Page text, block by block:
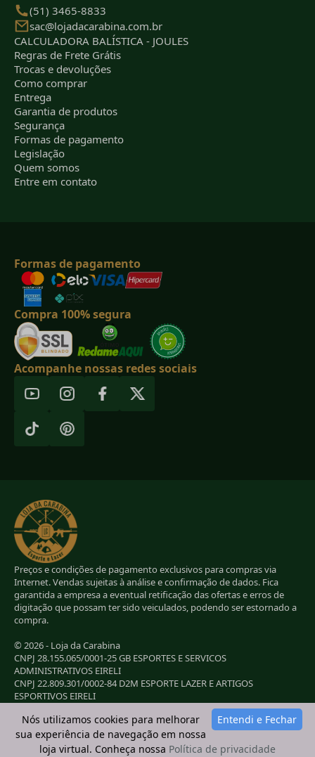
(51) 3465-8833
sac@lojadacarabina.com.br
CALCULADORA BALÍSTICA - JOULES
Regras de Frete Grátis
Trocas e devoluções
Como comprar
Entrega
Garantia de produtos
Segurança
Formas de pagamento
Legislação
Quem somos
Entre em contato
Formas de pagamento
Compra 100% segura
Acompanhe nossas redes sociais
Preços e condições de pagamento exclusivos para compras via
Internet. Vendas sujeitas à análise e confirmação de dados. Fica
garantida a empresa a eventual retificação das ofertas e erros de
digitação que possam ter sido veiculados, podendo ser estornado a
compra.
© 2026 - Loja da Carabina
CNPJ 28.155.065/0001-25 GB ESPORTES E SERVICOS
ADMINISTRATIVOS EIRELI
CNPJ 22.809.301/0002-84 D2M ESPORTE LAZER E ARTIGOS
ESPORTIVOS EIRELI
CNPJ 38.283.264/0001-72 LC ESPORTES E LAZER LTDA
CNPJ 42.084.009/0001-78 2G E B ESPORTE E LAZER LTDAEntendi e Fechar
Nós utilizamos cookies para melhorar
sua experiência de navegação em nossa
loja virtual. Conheça nossa Política de privacidade